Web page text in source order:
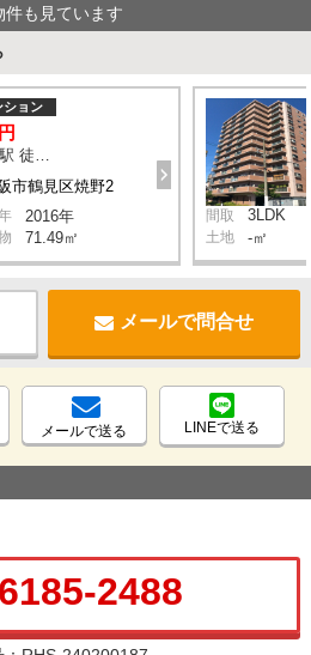
件も見ています
市鶴見区焼野2
ション
鶴見緑地駅 徒歩8分
2016年
71.49㎡
間取 3LDK
土地 -㎡
メールで問合せ
メールで送る LINEで送る
2488